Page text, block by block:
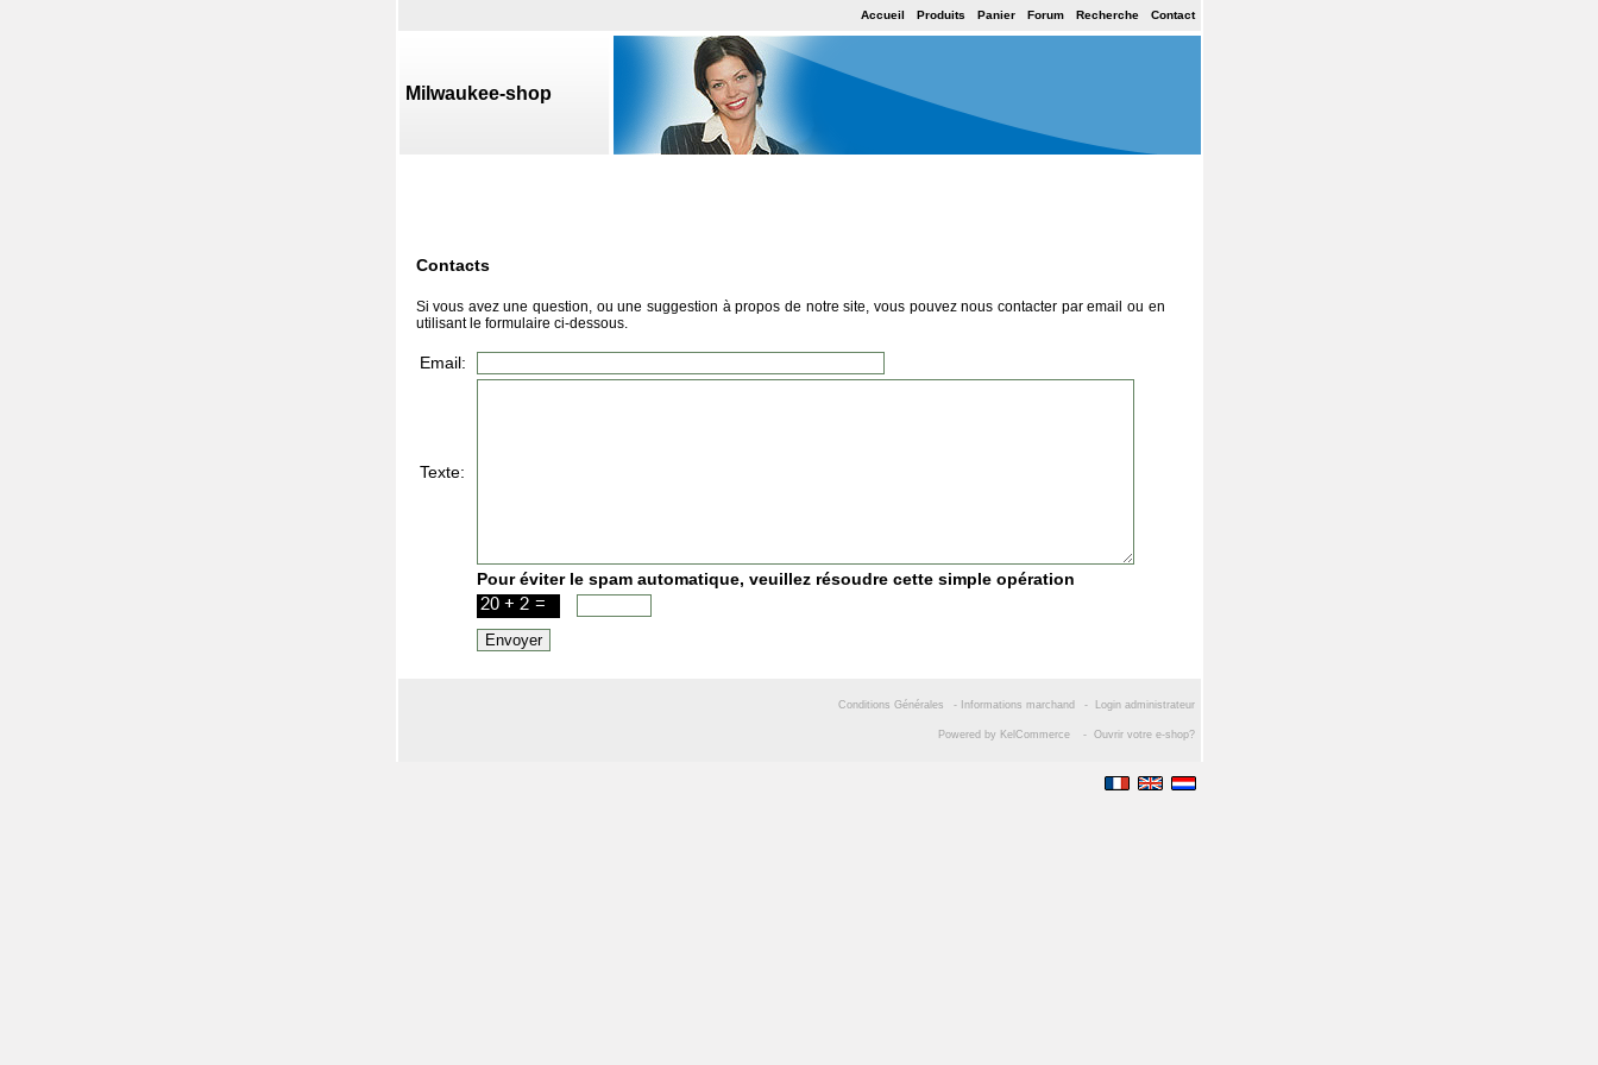
Milwaukee-shop
Accueil Produits Panier Forum Recherche Contact
Contacts
Si vous avez une question, ou une suggestion à propos de notre site, vous pouvez nous contacter par email ou en
utilisant le formulaire ci-dessous.
Email:
Texte:
Pour éviter le spam automatique, veuillez résoudre cette simple opération
Conditions Générales - Informations marchand - Login administrateur
Powered by KelCommerce - Ouvrir votre e-shop?